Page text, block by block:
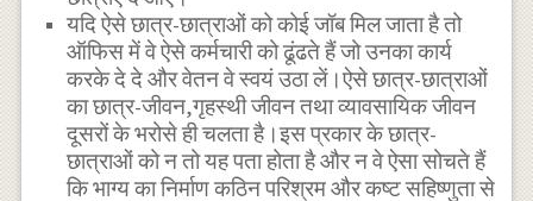
यदि ऐसे छात्र-छात्राओं को कोई जॉब मिल जाता है तो
ऑफिस में वे ऐसे कर्मचारी को ढूंढते हैं जो उनका कार्य
करके दे दे और वेतन वे स्वयं उठा लें।ऐसे छात्र-छात्राओं
का छात्र-जीवन,गृहस्थी जीवन तथा व्यावसायिक जीवन
दूसरों के भरोसे ही चलता है।इस प्रकार के छात्र-
छात्राओं को न तो यह पता होता है और न वे ऐसा सोचते हैं
कि भाग्य का निर्माण कठिन परिश्रम और कष्ट सहिष्णुता से